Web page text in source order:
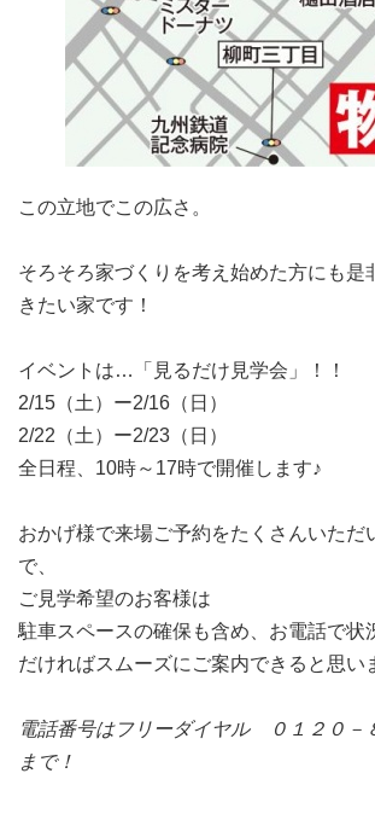
この立地でこの広さ。
そろそろ家づくりを考え始めた方にも是
きたい家です！
イベントは…「見るだけ見学会」！！
2/15（土）ー2/16（日）
2/22（土）ー2/23（日）
全日程、10時～17時で開催します♪
おかげ様で来場ご予約をたくさんいただ
で、
ご見学希望のお客様は
駐車スペースの確保も含め、お電話で状
だければスムーズにご案内できると思
電話番号はフリーダイヤル ０１２０
まで！